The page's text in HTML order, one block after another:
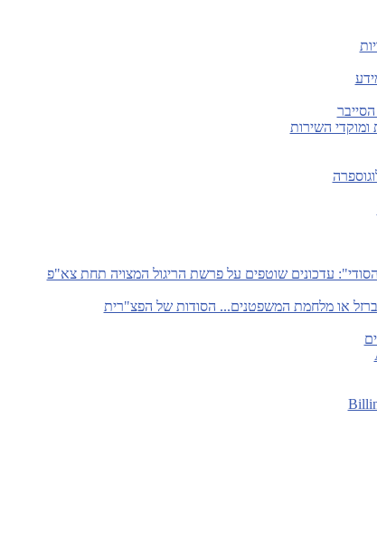
השירות
עדכונים שוטפים על פרשת הריגול המצויה תחת צא"פ
או מלחמת המשפטנים... הסודות של הפצ"רית